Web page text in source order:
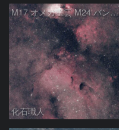
M17 オメガ星雲 M24 バンビの横顔 いて座
化石職人